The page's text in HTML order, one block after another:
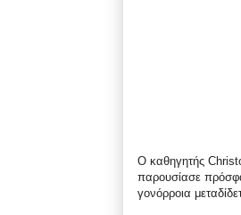
Ο καθηγητής
παρουσίασε
γονόρροια